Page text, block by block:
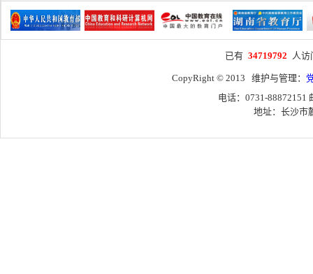
已有 34719792 人
CopyRight © 2013 维护与管理：
电话：0731-88872151
地址：长沙市